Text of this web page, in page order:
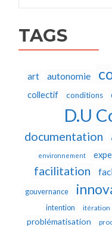
TAGS
art autonomie
collectif conditions
D.U
documentation
environnement
facilitation
gouvernance
intention itération
problématisation